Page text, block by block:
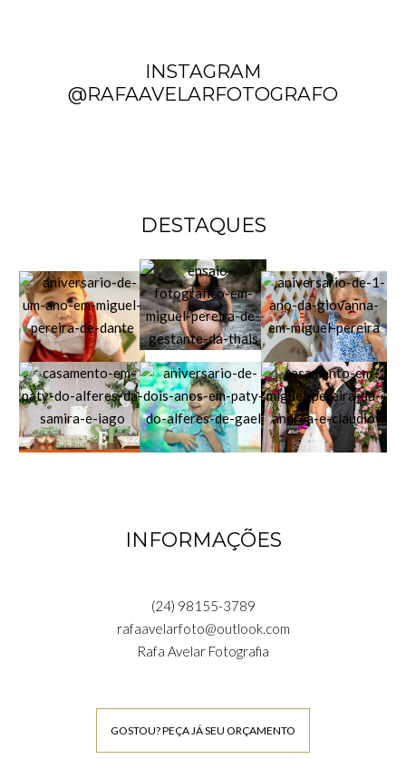
INSTAGRAM
@RAFAAVELARFOTOGRAFO
DESTAQUES
INFORMAÇÕES
(24) 98155-3789
rafaavelarfoto@outlook.com
Rafa Avelar Fotografia
GOSTOU? PEÇA JÁ SEU ORÇAMENTO